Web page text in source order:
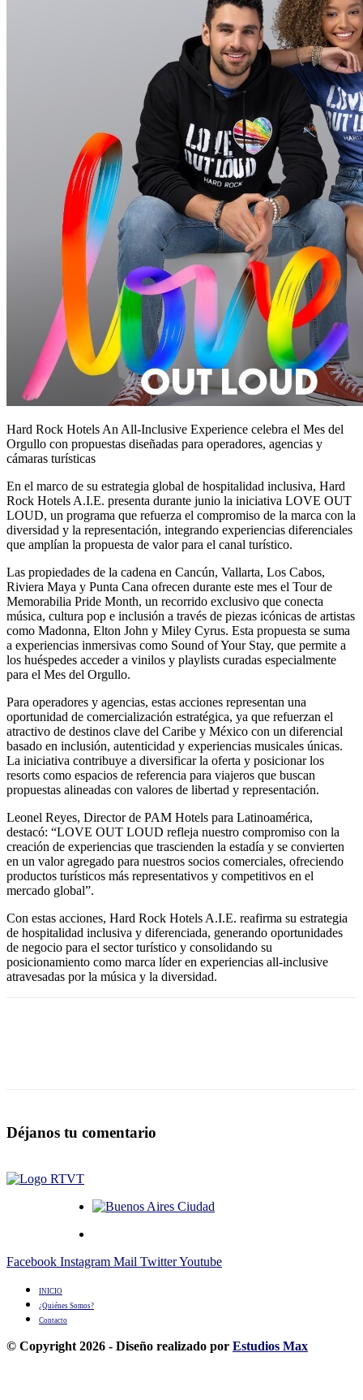
Hard Rock Hotels An All-Inclusive Experience celebra el Mes del
Orgullo con propuestas diseñadas para operadores, agencias y
cámaras turísticas
En el marco de su estrategia global de hospitalidad inclusiva, Hard
Rock Hotels A.I.E. presenta durante junio la iniciativa LOVE OUT
LOUD, un programa que refuerza el compromiso de la marca con la
diversidad y la representación, integrando experiencias diferenciales
que amplían la propuesta de valor para el canal turístico.
Las propiedades de la cadena en Cancún, Vallarta, Los Cabos,
Riviera Maya y Punta Cana ofrecen durante este mes el Tour de
Memorabilia Pride Month, un recorrido exclusivo que conecta
música, cultura pop e inclusión a través de piezas icónicas de artistas
como Madonna, Elton John y Miley Cyrus. Esta propuesta se suma
a experiencias inmersivas como Sound of Your Stay, que permite a
los huéspedes acceder a vinilos y playlists curadas especialmente
para el Mes del Orgullo.
Para operadores y agencias, estas acciones representan una
oportunidad de comercialización estratégica, ya que refuerzan el
atractivo de destinos clave del Caribe y México con un diferencial
basado en inclusión, autenticidad y experiencias musicales únicas.
La iniciativa contribuye a diversificar la oferta y posicionar los
resorts como espacios de referencia para viajeros que buscan
propuestas alineadas con valores de libertad y representación.
Leonel Reyes, Director de PAM Hotels para Latinoamérica,
destacó: “LOVE OUT LOUD refleja nuestro compromiso con la
creación de experiencias que trascienden la estadía y se convierten
en un valor agregado para nuestros socios comerciales, ofreciendo
productos turísticos más representativos y competitivos en el
mercado global”.
Con estas acciones, Hard Rock Hotels A.I.E. reafirma su estrategia
de hospitalidad inclusiva y diferenciada, generando oportunidades
de negocio para el sector turístico y consolidando su
posicionamiento como marca líder en experiencias all-inclusive
atravesadas por la música y la diversidad.
Déjanos tu comentario
Facebook Instagram Mail TwitterYoutube
INICIO
¿Quiénes Somos?
Contacto
© Copyright 2026 - Diseño realizado por Estudios Max